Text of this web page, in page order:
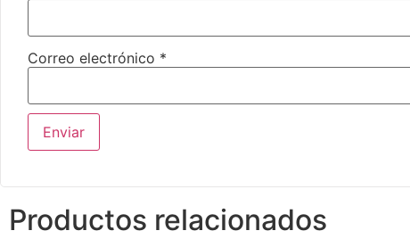
Correo electrónico *
Productos relacionados